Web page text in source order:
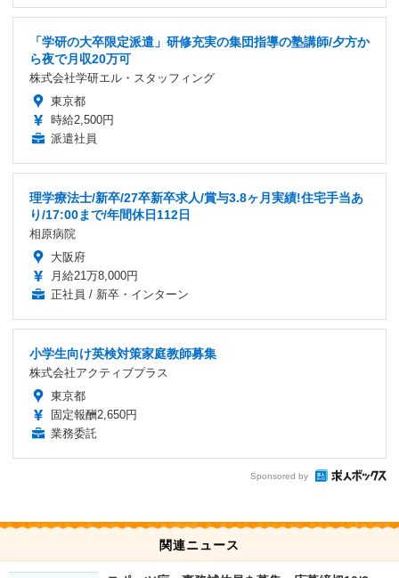
「学研の大卒限定派遣」研修充実の集団指導の塾講師/夕方か
ら夜で月収20万可
株式会社学研エル・スタッフィング
東京都
時給2,500円
派遣社員
理学療法士/新卒/27卒新卒求人/賞与3.8ヶ月実績!住宅手当あ
り/17:00まで/年間休日112日
相原病院
大阪府
月給21万8,000円
正社員 / 新卒・インターン
小学生向け英検対策家庭教師募集
株式会社アクティブプラス
東京都
固定報酬2,650円
業務委託
Sponsored by
関連ニュース